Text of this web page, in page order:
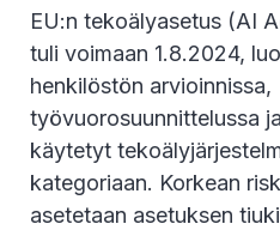
EU:n tekoälyasetus (AI
tuli voimaan 1.8.2024,
henkilöstön arvioinnissa,
työvuorosuunnittelussa
käytetyt
kategoriaan. Korkean
asetetaan asetuksen